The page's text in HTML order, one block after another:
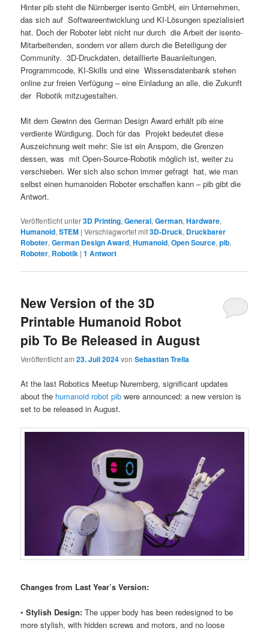
Hinter pib steht die Nürnberger isento GmbH, ein Unternehmen,
das sich auf Softwareentwicklung und KI-Lösungen spezialisiert
hat. Doch der Roboter lebt nicht nur durch die Arbeit der isento-
Mitarbeitenden, sondern vor allem durch die Beteiligung der
Community. 3D-Druckdaten, detaillierte Bauanleitungen,
Programmcode, KI-Skills und eine Wissensdatenbank stehen
online zur freien Verfügung – eine Einladung an alle, die Zukunft
der Robotik mitzugestalten.
Mit dem Gewinn des German Design Award erhält pib eine
verdiente Würdigung. Doch für das Projekt bedeutet diese
Auszeichnung weit mehr: Sie ist ein Ansporn, die Grenzen
dessen, was mit Open-Source-Robotik möglich ist, weiter zu
verschieben. Wer sich also schon immer gefragt hat, wie man
selbst einen humanoiden Roboter erschaffen kann – pib gibt die
Antwort.
Veröffentlicht unter3D Printing,General,German,Hardware,
Humanoid,STEM |Verschlagwortet mit3D-Druck, Druckbarer
Roboter,German Design Award,Humanoid,Open Source,pib,
Roboter, Robotik |1 Antwort
New Version of the 3D
Printable Humanoid Robot
pib To Be Released in August
Veröffentlicht am23. Juli 2024vonSebastian Trella
At the last Robotics Meetup Nuremberg, significant updates
about the humanoid robot pibwere announced: a new version is
set to be released in August.
Changes from Last Year’s Version:
•Stylish Design:The upper body has been redesigned to be
more stylish, with hidden screws and motors, and no loose